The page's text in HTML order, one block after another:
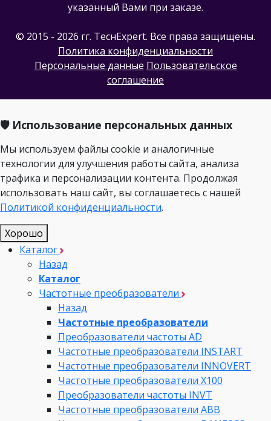
указанный Вами при заказе.
© 2015 - 2026 гг. ТеcнExpert. Все права защищены.
Политика конфиденциальности
Персональные данные Пользовательское
соглашение
🛡️ Использование персональных данных
Мы используем файлы cookie и аналогичные
технологии для улучшения работы сайта, анализа
трафика и персонализации контента. Продолжая
использовать наш сайт, вы соглашаетесь с нашей
Политикой конфиденциальности.
Хорошо
Каталог
Назад
Каталог
Частотные преобразователи
Назад
Частотные преобразователи
Преобразователи частоты AD
Частотные преобразователи INSTART
Частотные преобразователи INNOVERT
Частотные преобразователи Х100
Преобразователи частоты INVT
Частотные преобразователи ABB